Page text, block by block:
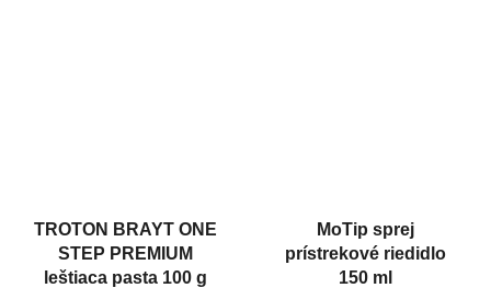
TROTON BRAYT ONE
STEP PREMIUM
leštiaca pasta 100 g
MoTip sprej
prístrekové riedidlo
150 ml